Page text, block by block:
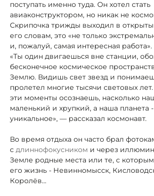
поступать именно туда. Он хотел стать
авиаконструктором, но никак не
Скрипочка трижды выходил в
его словам, это «не только
и, пожалуй, самая интересная работа».
«Ты один двигаешься вне станции,
бесконечное космическое
Землю. Видишь свет звезд и
пролетел многие тысячи световых
эти моменты осознаешь, насколько
маленький и хрупкий, а наша планета
уникальное», — рассказал космонавт.
Во время отдыха он часто брал
с длиннофокусником и через
Земле родные места или те, с
его жизнь - Невинномысск,
Королёв...